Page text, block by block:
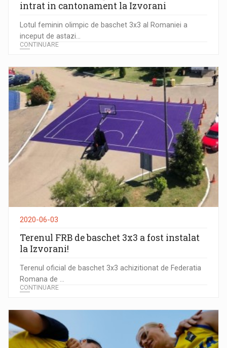
intrat in cantonament la Izvorani
Lotul feminin olimpic de baschet 3x3 al Romaniei a
inceput de astazi...
CONTINUARE
2020-06-03
Terenul FRB de baschet 3x3 a fost instalat
la Izvorani!
Terenul oficial de baschet 3x3 achizitionat de Federatia
Romana de ...
CONTINUARE